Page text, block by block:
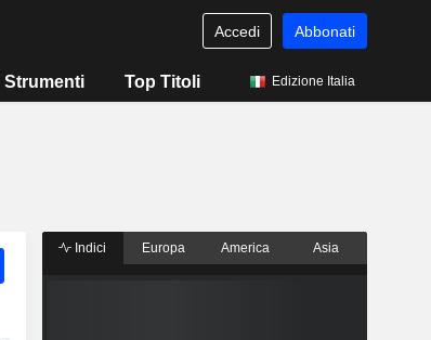
Accedi Abbonati
Strumenti Top Titoli Edizione Italia
Indici Europa America Asia